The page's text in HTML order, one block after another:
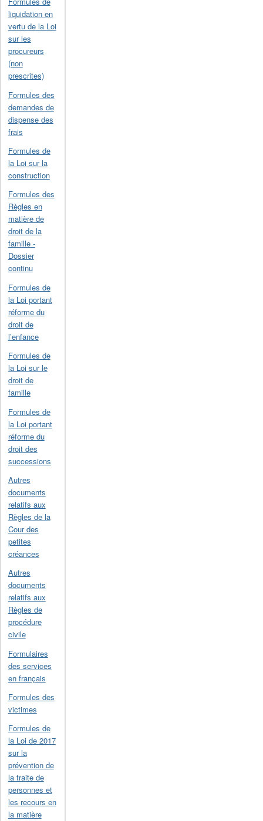
liquidation en
vertu de la Loi
sur les
procureurs
(non
prescrites)
Formules des
demandes de
dispense des
frais
Formules de
la Loi sur la
construction
Formules des
Règles en
matière de
droit de la
famille -
Dossier
continu
Formules de
la Loi portant
réforme du
droit de
l’enfance
Formules de
la Loi sur le
droit de
famille
Formules de
la Loi portant
réforme du
droit des
successions
Autres
documents
relatifs aux
Règles de la
Cour des
petites
créances
Autres
documents
relatifs aux
Règles de
procédure
civile
Formulaires
des services
en français
Formules des
victimes
Formules de
la Loi de 2017
sur la
prévention de
la traite de
personnes et
les recours en
la matière